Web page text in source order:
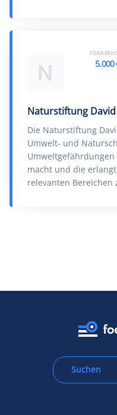
N
Naturstiftung David
Die Naturstiftung
Umwelt- und
macht und die
relevanten
5.000